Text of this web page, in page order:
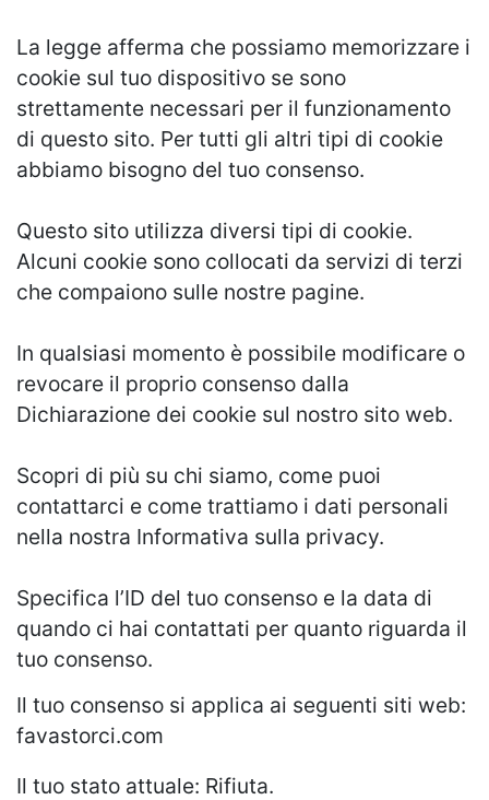
La legge afferma che possiamo memorizzare i
cookie sul tuo dispositivo se sono
strettamente necessari per il funzionamento
di questo sito. Per tutti gli altri tipi di cookie
abbiamo bisogno del tuo consenso.
Questo sito utilizza diversi tipi di cookie.
Alcuni cookie sono collocati da servizi di terzi
che compaiono sulle nostre pagine.
In qualsiasi momento è possibile modificare o
revocare il proprio consenso dalla
Dichiarazione dei cookie sul nostro sito web.
Scopri di più su chi siamo, come puoi
contattarci e come trattiamo i dati personali
nella nostra Informativa sulla privacy.
Specifica l’ID del tuo consenso e la data di
quando ci hai contattati per quanto riguarda il
tuo consenso.
Il tuo consenso si applica ai seguenti siti web:
favastorci.com
Il tuo stato attuale: Rifiuta.